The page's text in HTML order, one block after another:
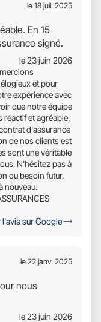
le 18 juil. 2025
En 15
signé.
le 23 juin 2026
et pour
expérience avec
que notre équipe
réactif et agréable,
d'assurance
de nos clients est
sont une véritable
N'hésitez pas à
ou besoin futur.
nouveau.
l'avis sur Google
le 22 janv. 2025
nous
le 23 juin 2026